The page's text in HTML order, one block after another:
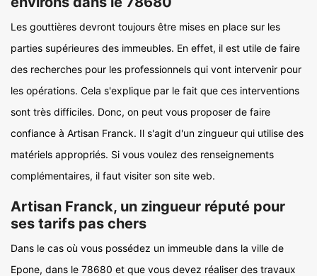
Les gouttières devront toujours être mises en place sur les
parties supérieures des immeubles. En effet, il est utile de faire
des recherches pour les professionnels qui vont intervenir pour
les opérations. Cela s'explique par le fait que ces interventions
sont très difficiles. Donc, on peut vous proposer de faire
confiance à Artisan Franck. Il s'agit d'un zingueur qui utilise des
matériels appropriés. Si vous voulez des renseignements
complémentaires, il faut visiter son site web.
Artisan Franck, un zingueur réputé pour
ses tarifs pas chers
Dans le cas où vous possédez un immeuble dans la ville de
Epone, dans le 78680 et que vous devez réaliser des travaux